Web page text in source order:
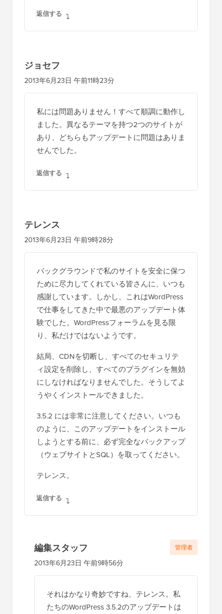
返信する
ジョセフ
2013年6月23日 午前11時23分
私には問題ありません！すべて順調に動作し
ました。異なるテーマを持つ2つのサイトが
あり、どちらもアップデートに問題はありま
せんでした。
返信する
テレンス
2013年6月23日 午前9時28分
バックグラウンドで私のサイトを安全に保つ
ために尽力してくれている皆さんに、いつも
感謝しています。しかし、これはWordPress
で仕事をしてきた中で最悪のアップデート体
験でした。WordPressフォーラムを見る限
り、私だけではないようです。
結局、CDNを切断し、すべてのセキュリテ
ィ設定を削除し、すべてのプラグインを無効
にしなければなりませんでした。そうしてよ
うやくインストールできました。
3.5.2 には非常に注意してください。いつも
のように、このアップデートをインストール
しようとする前に、必ず完全なバックアップ
（ウェブサイトとSQL）を取ってください。
テレンス。
返信する
編集スタッフ
2013年6月23日 午前9時56分
それはかなり奇妙ですね、テレンス。私
たちのWordPress 3.5.2のアップデートは
管理者